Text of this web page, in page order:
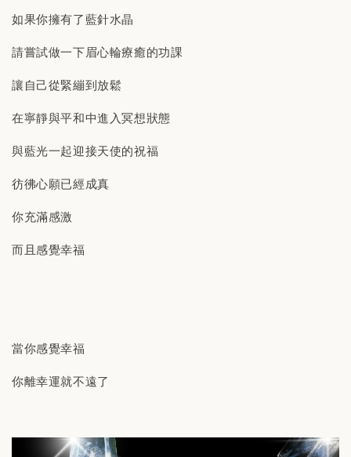
如果你擁有了藍針水晶
請嘗試做一下眉心輪療癒的功課
讓自己從緊繃到放鬆
在寧靜與平和中進入冥想狀態
與藍光一起迎接天使的祝福
彷彿心願已經成真
你充滿感激
而且感覺幸福
當你感覺幸福
你離幸運就不遠了